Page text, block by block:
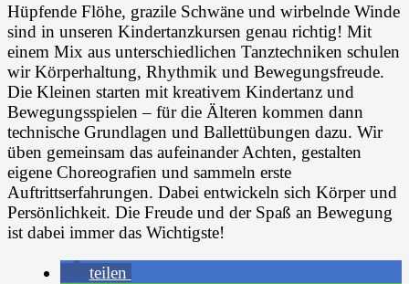
Hüpfende Flöhe, grazile Schwäne und wirbelnde Winde
sind in unseren Kindertanzkursen genau richtig! Mit
einem Mix aus unterschiedlichen Tanztechniken schulen
wir Körperhaltung, Rhythmik und Bewegungsfreude.
Die Kleinen starten mit kreativem Kindertanz und
Bewegungsspielen – für die Älteren kommen dann
technische Grundlagen und Ballettübungen dazu. Wir
üben gemeinsam das aufeinander Achten, gestalten
eigene Choreografien und sammeln erste
Auftrittserfahrungen. Dabei entwickeln sich Körper und
Persönlichkeit. Die Freude und der Spaß an Bewegung
ist dabei immer das Wichtigste!
teilen